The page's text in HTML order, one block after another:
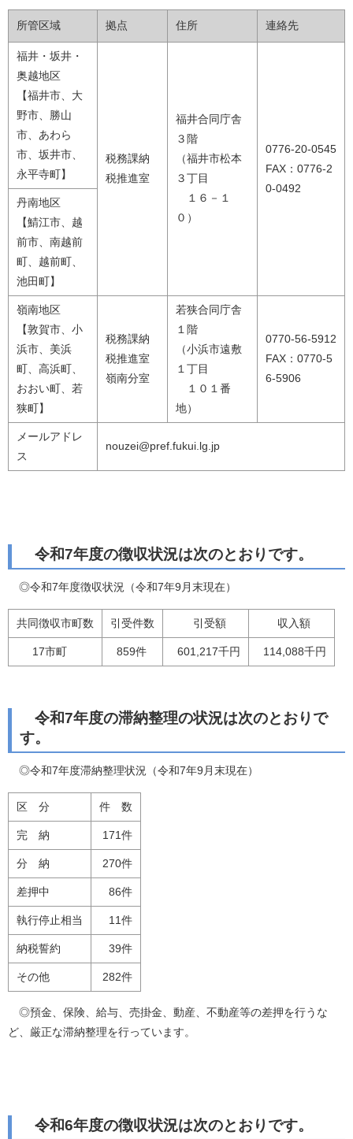
所管区域 拠点 住所 連絡先
福井・坂井・
奥越地区
【福井市、大
野市、勝山
市、あわら
市、坂井市、
永平寺町】
税務課納
税推進室
福井合同庁舎
３階
（福井市松本
３丁目
１６－１
０）
0776-20-0545
FAX：0776-2
0-0492
丹南地区
【鯖江市、越
前市、南越前
町、越前町、
池田町】
嶺南地区
【敦賀市、小
浜市、美浜
町、高浜町、
おおい町、若
狭町】
税務課納
税推進室
嶺南分室
若狭合同庁舎
１階
（小浜市遠敷
１丁目
１０１番
地）
0770-56-5912
FAX：0770-5
6-5906
メールアドレ
ス
nouzei@pref.fukui.lg.jp
令和7年度の徴収状況は次のとおりです。
◎令和7年度徴収状況（令和7年9月末現在）
共同徴収市町数 引受件数 引受額 収入額
17市町 859件 601,217千円 114,088千円
令和7年度の滞納整理の状況は次のとおりで
す。
◎令和7年度滞納整理状況（令和7年9月末現在）
区 分 件 数
完 納 171件
分 納 270件
差押中 86件
執行停止相当 11件
納税誓約 39件
その他 282件
◎預金、保険、給与、売掛金、動産、不動産等の差押を行うな
ど、厳正な滞納整理を行っています。
令和6年度の徴収状況は次のとおりです。